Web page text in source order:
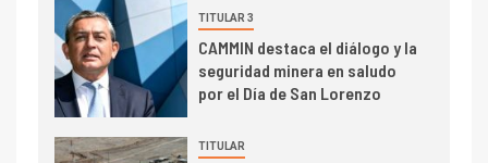
2
Producción minera en mayo de
TITULAR 3
CAMMIN destaca el diálogo y la
seguridad minera en saludo
por el Día de San Lorenzo
TITULAR